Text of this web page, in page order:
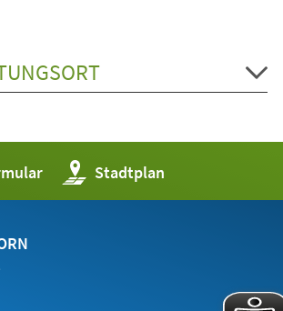
Stadtplan
(Öffnet
in
einem